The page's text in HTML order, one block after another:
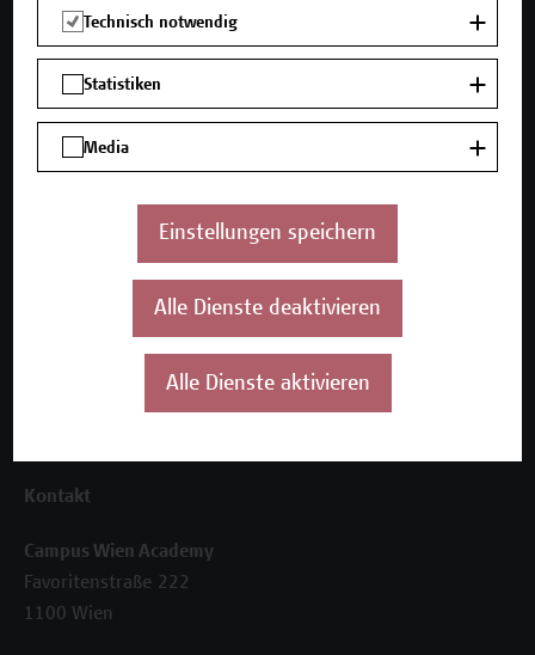
Mehr Infos gewünscht?
Unser Angebot
Seminare und Zertifikatsprogramme
Inhouse-Weiterbildung
Beratungsleistungen
Die Campus Wien Academy
Kontakt
Campus Wien Academy
Favoritenstraße 222
1100 Wien
Technisch notwendig
Statistiken
Media
Einstellungen speichern
Alle Dienste deaktivieren
Alle Dienste aktivieren